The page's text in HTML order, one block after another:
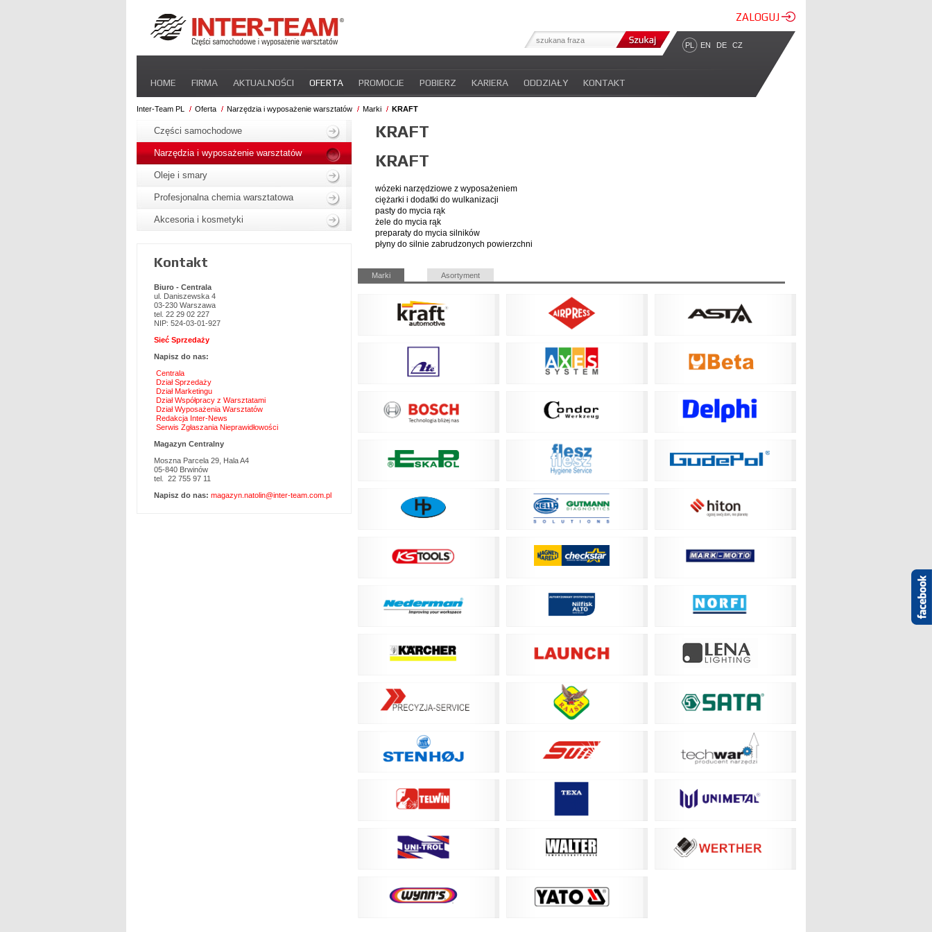
ZALOGUJ
PL EN DE CZ
nawigacje
HOME FIRMA AKTUALNOŚCI OFERTA PROMOCJE POBIERZ KARIERA ODDZIAŁY KONTAKT
STREFA DLA PRZEWOŹNIKA CERTYFIKATY INTER-NEWS
Inter-Team PL Oferta Narzędzia i wyposażenie warsztatów Marki KRAFT
KRAFT
KRAFT
wózeki narzędziowe z wyposażeniem
ciężarki i dodatki do wulkanizacji
pasty do mycia rąk
żele do mycia rąk
preparaty do mycia silników
płyny do silnie zabrudzonych powierzchni
Pomiń
nawigacje
Marki Asortyment
nawigacje
Części samochodowe
Narzędzia i wyposażenie warsztatów
Oleje i smary
Profesjonalna chemia warsztatowa
Akcesoria i kosmetyki
Kontakt
Biuro - Centrala
ul. Daniszewska 4
03-230 Warszawa
tel. 22 29 02 227
NIP: 524-03-01-927
Sieć Sprzedaży
Napisz do nas:
Centrala
Dział Sprzedaży
Dział Marketingu
Dział Współpracy z Warsztatami
Dział Wyposażenia Warsztatów
Redakcja Inter-News
Serwis Zgłaszania Nieprawidłowości
Magazyn Centralny
Moszna Parcela 29, Hala A4
05-840 Brwinów
tel. 22 755 97 11
Napisz do nas: magazyn.natolin@inter-team.com.pl